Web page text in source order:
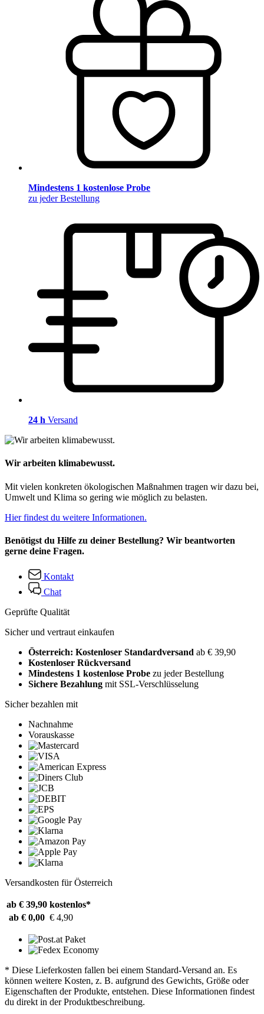
Mindestens 1 kostenlose Probe
zu jeder Bestellung
24 h Versand
Wir arbeiten klimabewusst.
Mit vielen konkreten ökologischen Maßnahmen tragen wir dazu bei,
Umwelt und Klima so gering wie möglich zu belasten.
Hier findest du weitere Informationen.
Benötigst du Hilfe zu deiner Bestellung? Wir beantworten
gerne deine Fragen.
Kontakt
Chat
Geprüfte Qualität
Sicher und vertraut einkaufen
Österreich: Kostenloser Standardversand ab € 39,90
Kostenloser Rückversand
Mindestens 1 kostenlose Probe zu jeder Bestellung
Sichere Bezahlung mit SSL-Verschlüsselung
Sicher bezahlen mit
Nachnahme
Vorauskasse
Versandkosten für Österreich
ab € 39,90 kostenlos*
ab € 0,00 € 4,90
* Diese Lieferkosten fallen bei einem Standard-Versand an. Es
können weitere Kosten, z. B. aufgrund des Gewichts, Größe oder
Eigenschaften der Produkte, entstehen. Diese Informationen findest
du direkt in der Produktbeschreibung.